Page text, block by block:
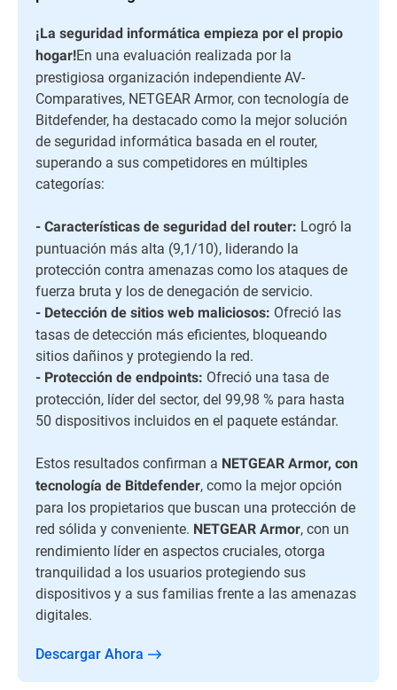
¡La seguridad informática empieza por el propio
hogar!En una evaluación realizada por la
prestigiosa organización independiente AV-
Comparatives, NETGEAR Armor, con tecnología de
Bitdefender, ha destacado como la mejor solución
de seguridad informática basada en el router,
superando a sus competidores en múltiples
categorías:
- Características de seguridad del router: Logró la
puntuación más alta (9,1/10), liderando la
protección contra amenazas como los ataques de
fuerza bruta y los de denegación de servicio.
- Detección de sitios web maliciosos: Ofreció las
tasas de detección más eficientes, bloqueando
sitios dañinos y protegiendo la red.
- Protección de endpoints: Ofreció una tasa de
protección, líder del sector, del 99,98 % para hasta
50 dispositivos incluidos en el paquete estándar.
Estos resultados confirman a NETGEAR Armor, con
tecnología de Bitdefender, como la mejor opción
para los propietarios que buscan una protección de
red sólida y conveniente. NETGEAR Armor, con un
rendimiento líder en aspectos cruciales, otorga
tranquilidad a los usuarios protegiendo sus
dispositivos y a sus familias frente a las amenazas
digitales.
Descargar Ahora